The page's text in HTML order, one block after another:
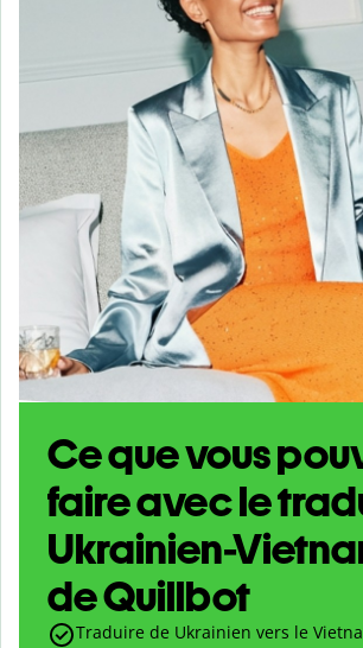
Ce que vous
faire avec le
Ukrainien-
de Quillbot
Traduire de Ukrainien vers le